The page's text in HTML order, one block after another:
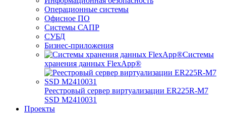
Операционные системы
Офисное ПО
Системы САПР
СУБД
Бизнес-приложения
Системы
хранения данных FlexApp®
Реестровый сервер виртуализации ER225R-M7
SSD М2410031
Проекты